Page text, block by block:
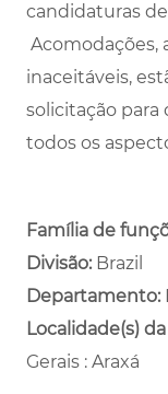
candidaturas
Acomodações,
inaceitáveis,
solicitação
todos os
Família de
Divisão: Brazil
Departamento: ​
Localidade(s)
Gerais : Araxá